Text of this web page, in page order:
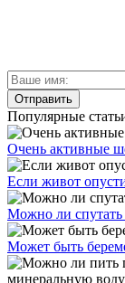
Популярные
Очень активные
Если живот
Можно ли спутать
Может быть